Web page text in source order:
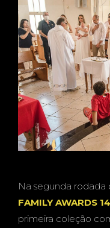
Na segunda rodada
FAMILY AWARDS 14
primeira coleção